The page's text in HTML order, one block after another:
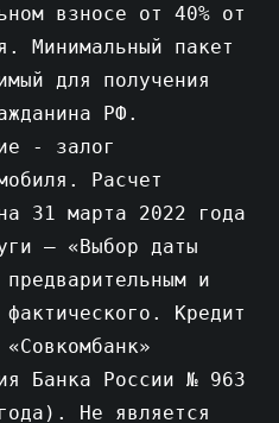
взносе от 40% от
Минимальный пакет
для получения
РФ.
- залог
Расчет
31 марта 2022 года
– «Выбор даты
и
Кредит
Банка России № 963
Не является